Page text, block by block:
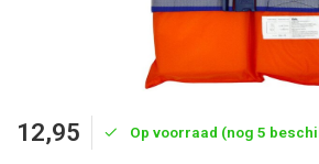
12,95 Op voorraad (nog 5